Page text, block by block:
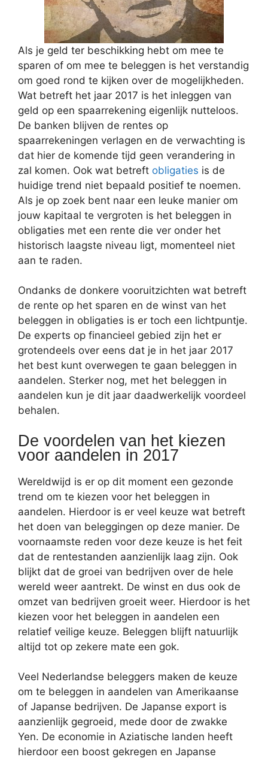
Als je geld ter beschikking hebt om mee te
sparen of om mee te beleggen is het verstandig
om goed rond te kijken over de mogelijkheden.
Wat betreft het jaar 2017 is het inleggen van
geld op een spaarrekening eigenlijk nutteloos.
De banken blijven de rentes op
spaarrekeningen verlagen en de verwachting is
dat hier de komende tijd geen verandering in
zal komen. Ook wat betreft obligaties is de
huidige trend niet bepaald positief te noemen.
Als je op zoek bent naar een leuke manier om
jouw kapitaal te vergroten is het beleggen in
obligaties met een rente die ver onder het
historisch laagste niveau ligt, momenteel niet
aan te raden.
Ondanks de donkere vooruitzichten wat betreft
de rente op het sparen en de winst van het
beleggen in obligaties is er toch een lichtpuntje.
De experts op financieel gebied zijn het er
grotendeels over eens dat je in het jaar 2017
het best kunt overwegen te gaan beleggen in
aandelen. Sterker nog, met het beleggen in
aandelen kun je dit jaar daadwerkelijk voordeel
behalen.
De voordelen van het kiezen
voor aandelen in 2017
Wereldwijd is er op dit moment een gezonde
trend om te kiezen voor het beleggen in
aandelen. Hierdoor is er veel keuze wat betreft
het doen van beleggingen op deze manier. De
voornaamste reden voor deze keuze is het feit
dat de rentestanden aanzienlijk laag zijn. Ook
blijkt dat de groei van bedrijven over de hele
wereld weer aantrekt. De winst en dus ook de
omzet van bedrijven groeit weer. Hierdoor is het
kiezen voor het beleggen in aandelen een
relatief veilige keuze. Beleggen blijft natuurlijk
altijd tot op zekere mate een gok.
Veel Nederlandse beleggers maken de keuze
om te beleggen in aandelen van Amerikaanse
of Japanse bedrijven. De Japanse export is
aanzienlijk gegroeid, mede door de zwakke
Yen. De economie in Aziatische landen heeft
hierdoor een boost gekregen en Japanse